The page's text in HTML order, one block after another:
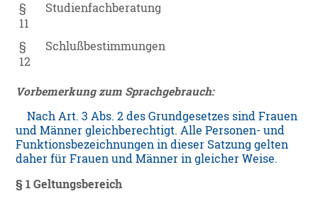
§
11
Studienfachberatung
§
12
Schlußbestimmungen
Vorbemerkung zum Sprachgebrauch:
Nach Art. 3 Abs. 2 des Grundgesetzes sind Frauen
und Männer gleichberechtigt. Alle Personen- und
Funktionsbezeichnungen in dieser Satzung gelten
daher für Frauen und Männer in gleicher Weise.
§ 1 Geltungsbereich